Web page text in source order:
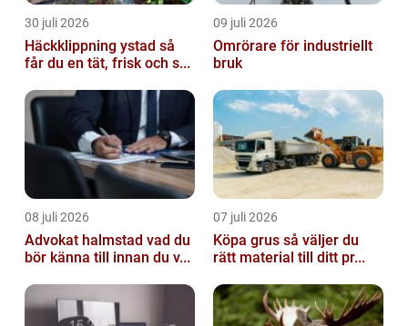
30 juli 2026
Häckklippning ystad så
får du en tät, frisk och s...
09 juli 2026
Omrörare för industriellt
bruk
08 juli 2026
Advokat halmstad vad du
bör känna till innan du v...
07 juli 2026
Köpa grus så väljer du
rätt material till ditt pr...